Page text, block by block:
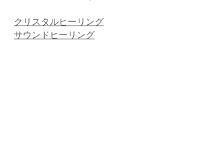
クリスタルヒーリング
サウンドヒーリング